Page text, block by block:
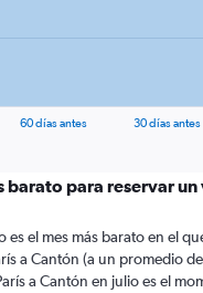
60 días antes 30 días antes
barato para reservar
es el mes más barato en el
a Cantón (a un promedio
a Cantón en julio es el